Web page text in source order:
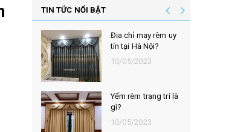
TIN TỨC NỔI BẬT
Địa chỉ may rèm uy
tín tại Hà Nội?
10/05/2023
Yếm rèm trang trí là
gì?
10/05/2023